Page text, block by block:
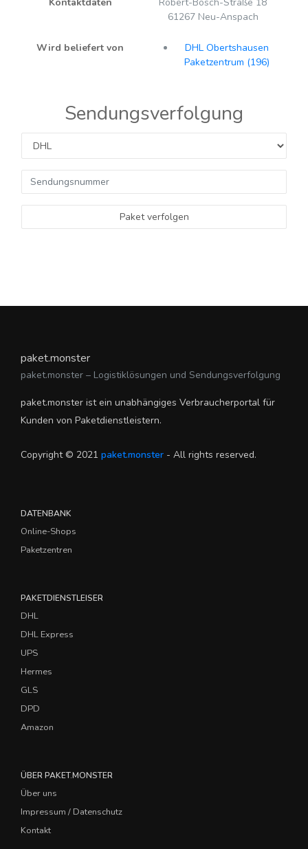
Kontaktdaten
Robert-Bosch-Straße 18
61267 Neu-Anspach
Wird beliefert von
DHL Obertshausen
Paketzentrum (196)
Sendungsverfolgung
Paket verfolgen
paket.monster
paket.monster – Logistiklösungen und Sendungsverfolgung
paket.monster ist ein unabhängiges Verbraucherportal für
Kunden von Paketdienstleistern.
Copyright © 2021 paket.monster - All rights reserved.
DATENBANK
Online-Shops
Paketzentren
PAKETDIENSTLEISER
DHL
DHL Express
UPS
Hermes
GLS
DPD
Amazon
ÜBER PAKET.MONSTER
Über uns
Impressum / Datenschutz
Kontakt